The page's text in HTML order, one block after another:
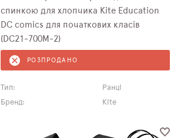
спинкою для хлопчика Kite Education
DC comics для початкових класів
(DC21-700M-2)
РОЗПРОДАНО
Тип:
Ранці
Бренд:
Kite